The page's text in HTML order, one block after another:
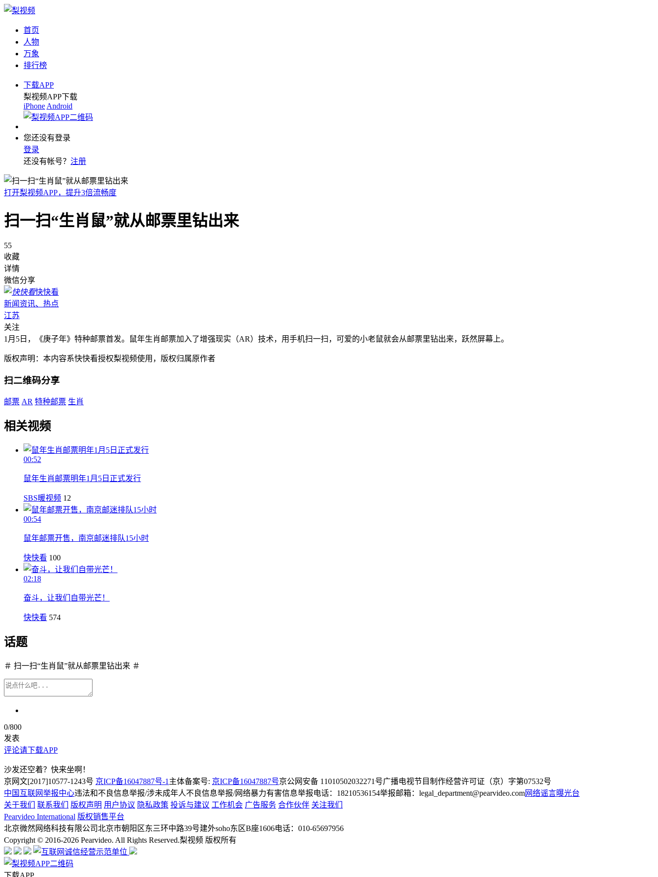
首页
人物
万象
排行榜
下载APP
梨视频APP下载
iPhone Android
您还没有登录
登录
还没有帐号？ 注册
打开梨视频APP，提升3倍流畅度
扫一扫“生肖鼠”就从邮票里钻出来
55
收藏
详情
微信分享
快快看
新闻资讯、热点
江苏
关注
1月5日，《庚子年》特种邮票首发。鼠年生肖邮票加入了增强现实（AR）技术，用手机扫一扫，可爱的小老鼠就会从邮票里钻出来，跃然屏幕上。
版权声明：本内容系快快看授权梨视频使用，版权归属原作者
扫二维码分享
邮票 AR 特种邮票 生肖
相关视频
00:52
鼠年生肖邮票明年1月5日正式发行
SBS暖视频 12
00:54
鼠年邮票开售，南京邮迷排队15小时
快快看 100
02:18
奋斗，让我们自带光芒！
快快看 574
话题
＃ 扫一扫“生肖鼠”就从邮票里钻出来 ＃
0/800
发表
评论请下载APP
沙发还空着？快来坐啊！
京网文[2017]10577-1243号 京ICP备16047887号-1 主体备案号: 京ICP备16047887号京公网安备 11010502032271号广播电视节目制作经营许可证（京）字第07532号
中国互联网举报中心违法和不良信息举报/涉未成年人不良信息举报/网络暴力有害信息举报电话：18210536154举报邮箱：legal_department@pearvideo.com网络谣言曝光台
关于我们
联系我们 版权声明 用户协议 隐私政策 投诉与建议 工作机会 广告服务 合作伙伴 关注我们
Pearvideo International 版权销售平台
北京微然网络科技有限公司北京市朝阳区东三环中路39号建外soho东区B座1606电话：010-65697956
Copyright © 2016-2026 Pearvideo. All Rights Reserved.梨视频 版权所有
下载APP